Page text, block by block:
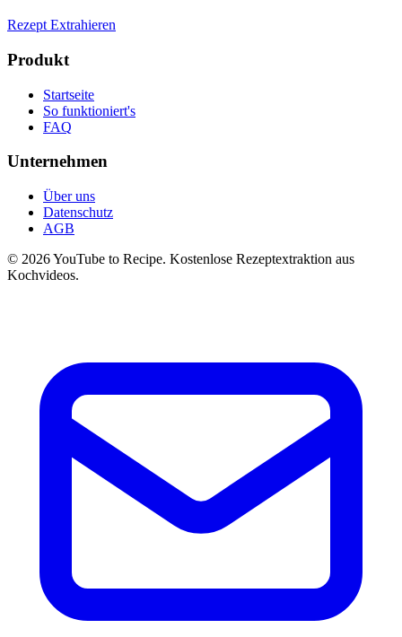
Rezept Extrahieren
Produkt
Startseite
So funktioniert's
FAQ
Unternehmen
Über uns
Datenschutz
AGB
© 2026YouTube to Recipe. Kostenlose Rezeptextraktion aus
Kochvideos.